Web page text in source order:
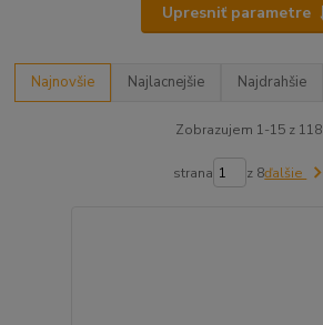
Upresniť parametre
Najnovšie Najlacnejšie Najdrahšie
Zobrazujem 1-15 z 118
strana z 8ďalšie